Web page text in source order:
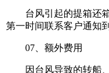
台风引起的提箱还箱
第一时间联系客户通知
07、额外费用
因台风导致的转船、